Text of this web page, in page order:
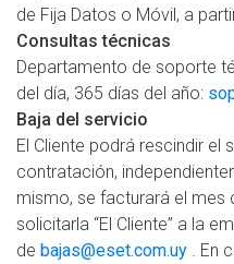
de Fija Datos o Móvil, a
Consultas técnicas
Departamento de soporte
del día, 365 días del año:
Baja del servicio
El Cliente podrá rescindir el
contratación,
mismo, se facturará el
solicitarla “El Cliente” a la
de bajas@eset.com.uy . En